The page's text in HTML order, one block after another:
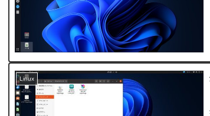
Linux